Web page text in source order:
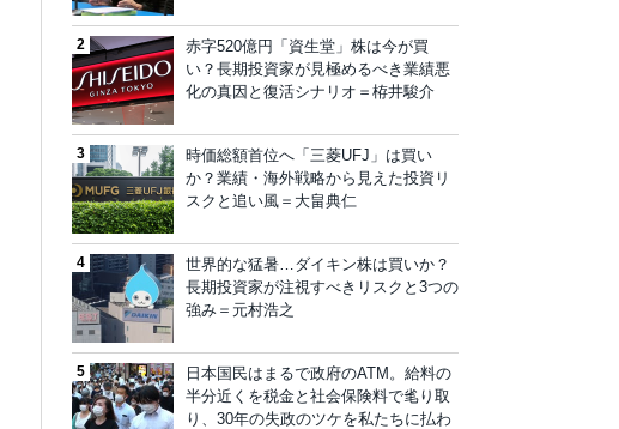
赤字520億円「資生堂」株は今が買
い？長期投資家が見極めるべき業績悪
化の真因と復活シナリオ＝栫井駿介
時価総額首位へ「三菱UFJ」は買い
か？業績・海外戦略から見えた投資リ
スクと追い風＝大畠典仁
世界的な猛暑…ダイキン株は買いか？
長期投資家が注視すべきリスクと3つの
強み＝元村浩之
日本国民はまるで政府のATM。給料の
半分近くを税金と社会保険料で毟り取
り、30年の失政のツケを私たちに払わ